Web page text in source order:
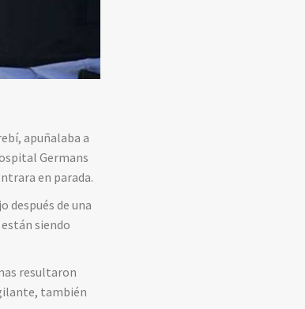
apuñalaba a
Germans
en parada.
después de una
siendo
resultaron
también